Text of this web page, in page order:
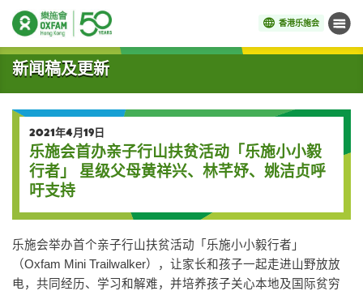
香港乐施会 菜单
开始主要内容
新闻稿及更新
2021年4月19日
乐施会首办亲子行山扶贫活动「乐施小小毅
行者」 星级父母黄祥兴、林芊妤、姚洁贞呼
吁支持
乐施会举办首个亲子行山扶贫活动「乐施小小毅行者」
（Oxfam Mini Trailwalker），让家长和孩子一起走进山野放放
电，共同经历、学习和解难，并培养孩子关心本地及国际贫穷